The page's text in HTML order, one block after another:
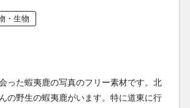
・生物
った蝦夷鹿の写真のフリー素材です。北
の野生の蝦夷鹿がいます。特に道東に行